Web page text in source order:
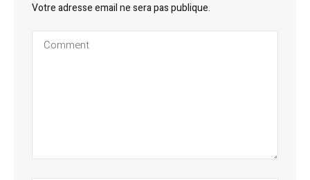
Votre adresse email ne sera pas publique.